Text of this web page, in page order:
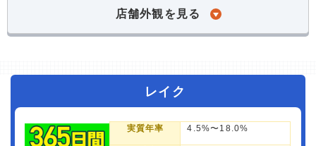
店舗外観を見る
レイク
実質年率 4.5%〜18.0%